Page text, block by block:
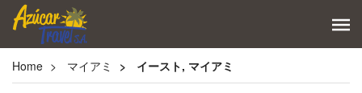
Home マイアミ イースト, マイアミ